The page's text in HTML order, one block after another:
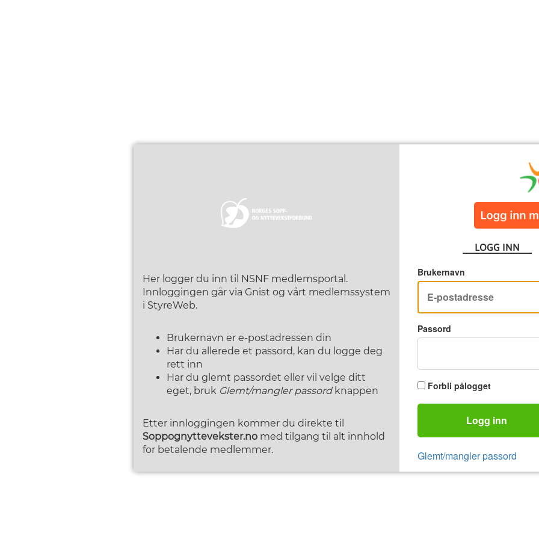
Her logger du inn til NSNF medlemsportal.
Innloggingen går via Gnist og vårt medlemssystem
i StyreWeb.
Brukernavn er e-postadressen din
Har du allerede et passord, kan du logge deg
rett inn
Har du glemt passordet eller vil velge ditt
eget, bruk Glemt/mangler passordknappen
Etter innloggingen kommer du direkte til
Soppognyttevekster.no med tilgang til alt innhold
for betalende medlemmer.
LOGG INN
Brukernavn
Passord
Forbli pålogget
Logg inn
Glemt/mangler passord